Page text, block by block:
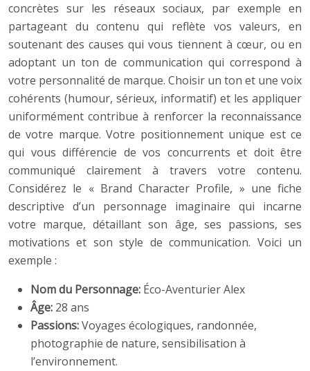
concrètes sur les réseaux sociaux, par exemple en
partageant du contenu qui reflète vos valeurs, en
soutenant des causes qui vous tiennent à cœur, ou en
adoptant un ton de communication qui correspond à
votre personnalité de marque. Choisir un ton et une voix
cohérents (humour, sérieux, informatif) et les appliquer
uniformément contribue à renforcer la reconnaissance
de votre marque. Votre positionnement unique est ce
qui vous différencie de vos concurrents et doit être
communiqué clairement à travers votre contenu.
Considérez le « Brand Character Profile, » une fiche
descriptive d’un personnage imaginaire qui incarne
votre marque, détaillant son âge, ses passions, ses
motivations et son style de communication. Voici un
exemple :
Nom du Personnage: Éco-Aventurier Alex
Âge: 28 ans
Passions:Voyages écologiques, randonnée,
photographie de nature, sensibilisation à
l’environnement.